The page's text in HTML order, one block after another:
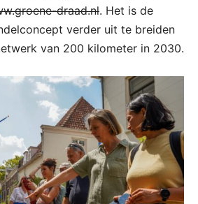
draad.nl. Het is de
verder uit te breiden
van 200 kilometer in 2030.